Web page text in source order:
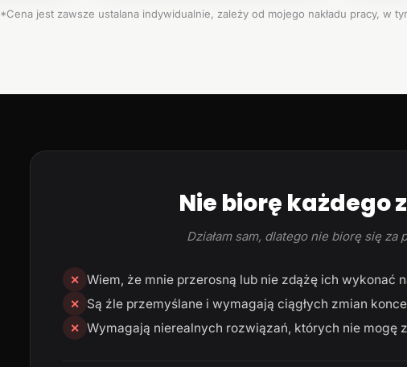
*Cena jest zawsze ustalana indywidualnie, zależy od mojego nakładu pracy, w
Nie biorę każdego
Działam sam, dlatego nie biorę się za
✕ Wiem, że mnie przerosną lub nie zdążę ich wykonać
✕ Są źle przemyślane i wymagają ciągłych zmian
✕ Wymagają nierealnych rozwiązań, których nie mogę